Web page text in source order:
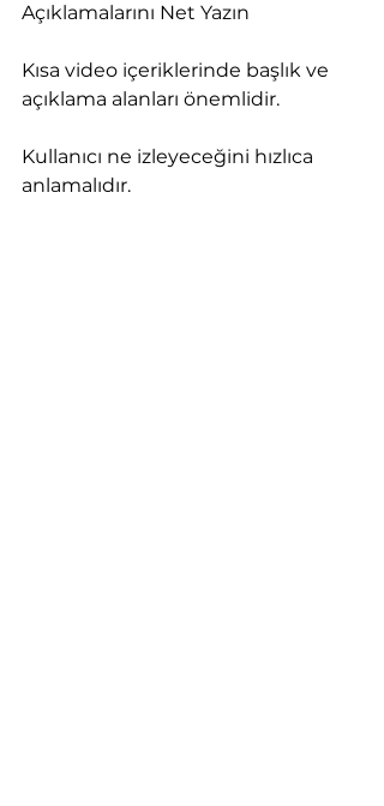
Açıklamalarını Net Yazın
Kısa video içeriklerinde başlık ve
açıklama alanları önemlidir.
Kullanıcı ne izleyeceğini hızlıca
anlamalıdır.